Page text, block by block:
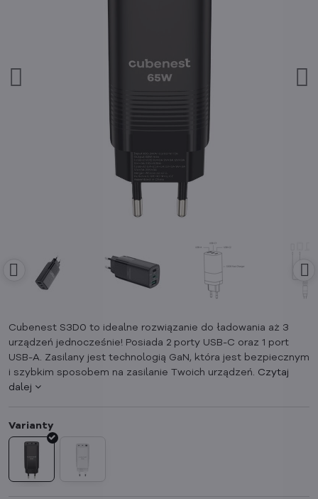
Cubenest S3D0 to idealne rozwiązanie do ładowania aż 3
urządzeń jednocześnie! Posiada 2 porty USB-C oraz 1 port
USB-A. Zasilany jest technologią GaN, która jest bezpiecznym
i szybkim sposobem na zasilanie Twoich urządzeń. Czytaj
dalej